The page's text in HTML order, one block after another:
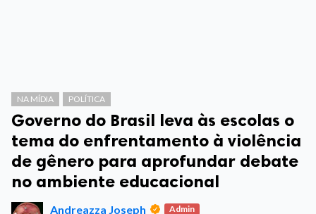
NA MÍDIA POLÍTICA
Governo do Brasil leva às escolas o
tema do enfrentamento à violência
de gênero para aprofundar debate
no ambiente educacional
Andreazza Joseph Admin